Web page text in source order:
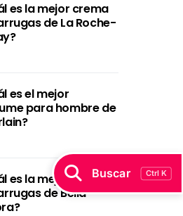
es la mejor crema
de La Roche-
es el mejor
para hombre de
es la mejor crema
de Bella
Buscar Ctrl K